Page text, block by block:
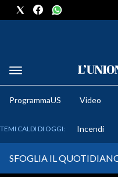
METEO
ProgrammaUS Video
TEMI CALDI DI OGGI: Incendi
SFOGLIA IL